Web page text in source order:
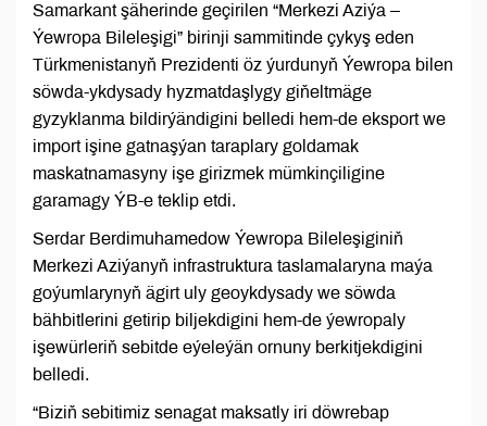
Samarkant şäherinde geçirilen “Merkezi Aziýa –
Ýewropa Bileleşigi” birinji sammitinde çykyş eden
Türkmenistanyň Prezidenti öz ýurdunyň Ýewropa bilen
söwda-ykdysady hyzmatdaşlygy giňeltmäge
gyzyklanma bildirýändigini belledi hem-de eksport we
import işine gatnaşýan taraplary goldamak
maskatnamasyny işe girizmek mümkinçiligine
garamagy ÝB-e teklip etdi.
Serdar Berdimuhamedow Ýewropa Bileleşiginiň
Merkezi Aziýanyň infrastruktura taslamalaryna maýa
goýumlarynyň ägirt uly geoykdysady we söwda
bähbitlerini getirip biljekdigini hem-de ýewropaly
işewürleriň sebitde eýeleýän ornuny berkitjekdigini
belledi.
“Biziň sebitimiz senagat maksatly iri döwrebap